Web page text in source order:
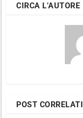
CIRCA L'AUTORE
POST CORRELATI